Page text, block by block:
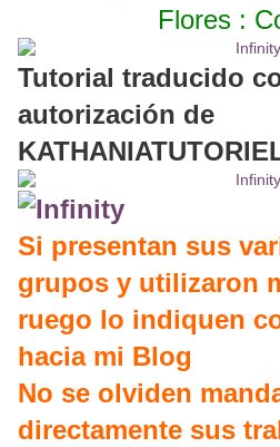
Flores :
Tutorial traducido
autorización de
Si presentan sus
grupos y utilizaron
ruego lo indiquen
hacia mi Blog
No se olviden
directamente sus